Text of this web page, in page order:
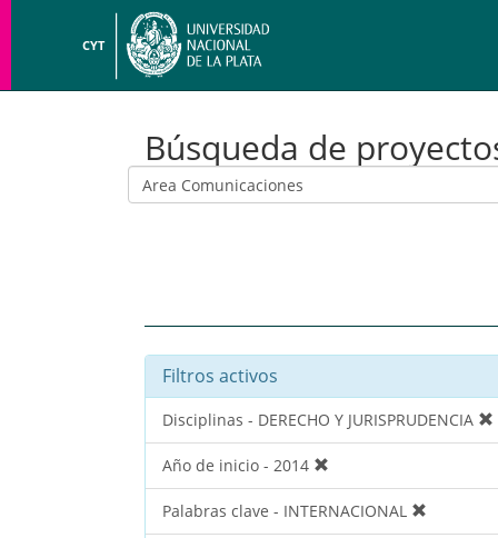
CYT
Búsqueda de
Filtros activos
Disciplinas - DERECHO Y JURISPRUDENCIA
Año de inicio - 2014
Palabras clave - INTERNACIONAL